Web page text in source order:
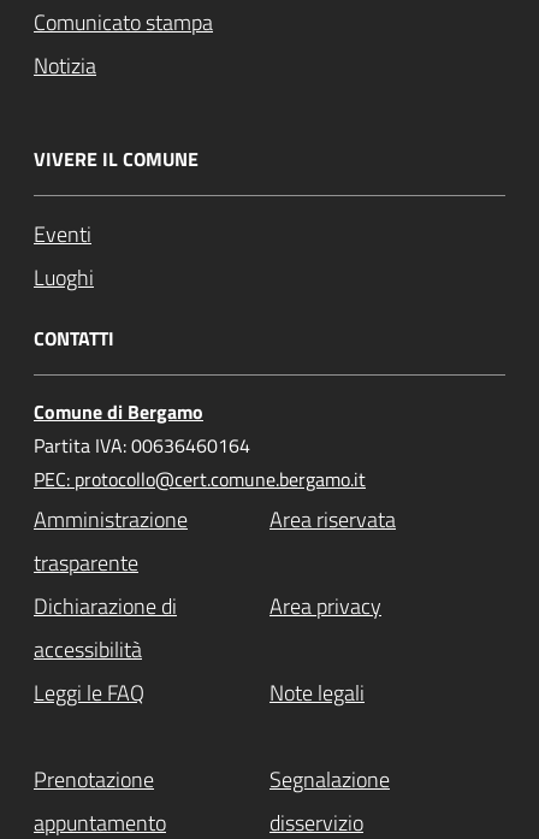
Comunicato stampa
Notizia
VIVERE IL COMUNE
Eventi
Luoghi
CONTATTI
Comune di Bergamo
Partita IVA: 00636460164
PEC: protocollo@cert.comune.bergamo.it
Amministrazione
trasparente
Area riservata
Dichiarazione di
accessibilità
Area privacy
Leggi le FAQ Note legali
Prenotazione
appuntamento
Segnalazione
disservizio